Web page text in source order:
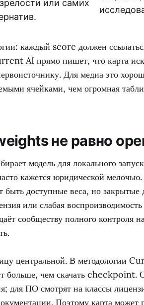
или самих
каждый score должен
AI прямо пишет, что карта
Для медиа это
ячейками, чем огромная
не равно
модель для локального
кажется юридической
быть доступные веса, но
или слабая
сообществу полного контроля
центральной. В методологии
больше, чем скачать checkpoint.
для ПО смотрят на классы
Поэтому карта может